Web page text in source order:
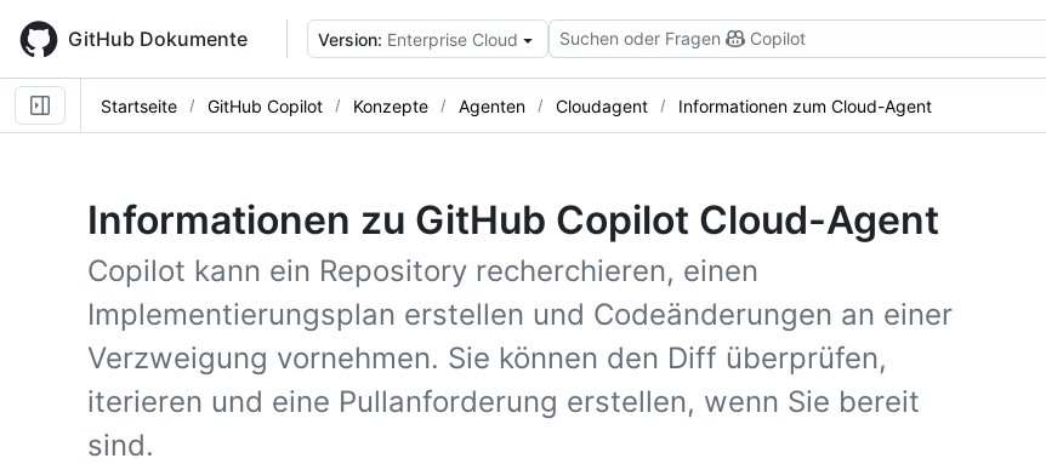
main
content
GitHub Dokumente Version: Enterprise Cloud Suchen oder Fragen Copilot
Startseite GitHub Copilot Konzepte Agenten Cloudagent Informationen zum Cloud-Agent
Informationen zu GitHub Copilot Cloud-Agent
Copilot kann ein Repository recherchieren, einen
Implementierungsplan erstellen und Codeänderungen an einer
Verzweigung vornehmen. Sie können den Diff überprüfen,
iterieren und eine Pullanforderung erstellen, wenn Sie bereit
sind.